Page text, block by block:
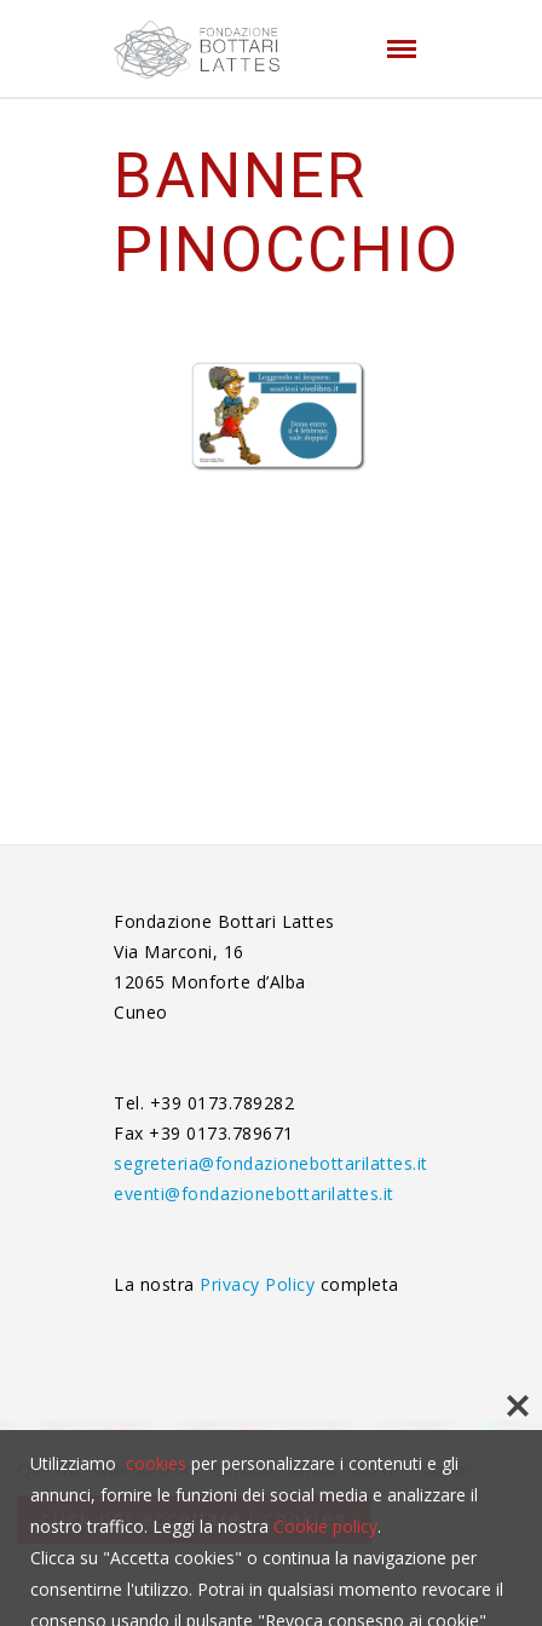
BANNER
PINOCCHIO
Fondazione Bottari Lattes
Via Marconi, 16
12065 Monforte d’Alba
Cuneo
Tel. +39 0173.789282
Fax +39 0173.789671
segreteria@fondazionebottarilattes.it
eventi@fondazionebottarilattes.it
La nostra Privacy Policy completa
Questo contenuto non è visibile senza l'uso dei cookies.
click per accettare i cookies
Utilizziamo cookies per personalizzare i contenuti e gli
annunci, fornire le funzioni dei social media e analizzare il
nostro traffico. Leggi la nostra Cookie policy.
Clicca su "Accetta cookies" o continua la navigazione per
consentirne l'utilizzo. Potrai in qualsiasi momento revocare il
consenso usando il pulsante "Revoca consesno ai cookie"